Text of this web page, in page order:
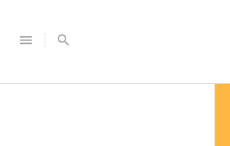
menu search